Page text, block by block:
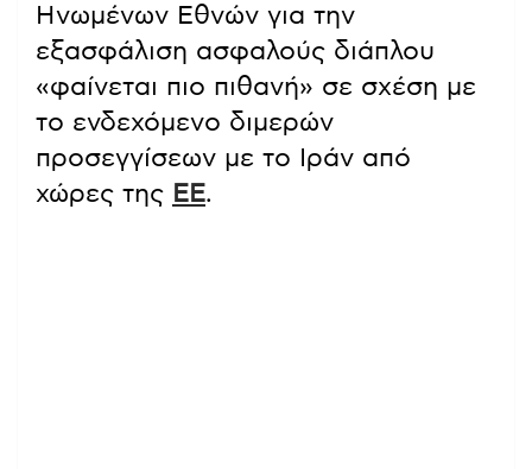
Ηνωμένων Εθνών για την
εξασφάλιση ασφαλούς διάπλου
«φαίνεται πιο πιθανή» σε σχέση με
το ενδεχόμενο διμερών
προσεγγίσεων με το Ιράν από
χώρες της ΕΕ.